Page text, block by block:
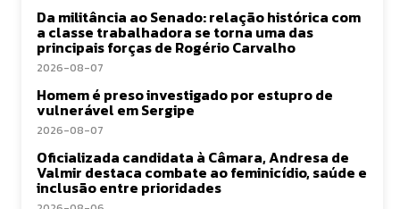
Da militância ao Senado: relação histórica com
a classe trabalhadora se torna uma das
principais forças de Rogério Carvalho
2026-08-07
Homem é preso investigado por estupro de
vulnerável em Sergipe
2026-08-07
Oficializada candidata à Câmara, Andresa de
Valmir destaca combate ao feminicídio, saúde e
inclusão entre prioridades